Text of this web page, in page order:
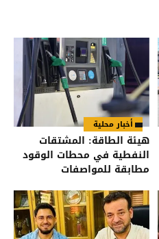
أخبار محلية
هيئة الطاقة: المشتقات
النفطية في محطات الوقود
مطابقة للمواصفات